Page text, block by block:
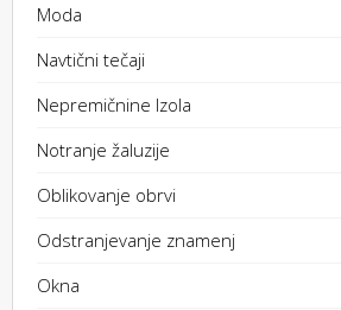
Moda
Navtični tečaji
Nepremičnine Izola
Notranje žaluzije
Oblikovanje obrvi
Odstranjevanje znamenj
Okna